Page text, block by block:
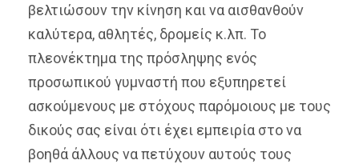
βελτιώσουν την κίνηση και να αισθανθούν
καλύτερα, αθλητές, δρομείς κ.λπ. Το
πλεονέκτημα της πρόσληψης ενός
προσωπικού γυμναστή που εξυπηρετεί
ασκούμενους με στόχους παρόμοιους με τους
δικούς σας είναι ότι έχει εμπειρία στο να
βοηθά άλλους να πετύχουν αυτούς τους